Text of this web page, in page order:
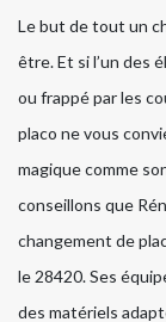
Le but de tout un
être. Et si l’un des
ou frappé par les
placo ne vous
magique comme
conseillons que
changement de
le 28420. Ses
des matériels